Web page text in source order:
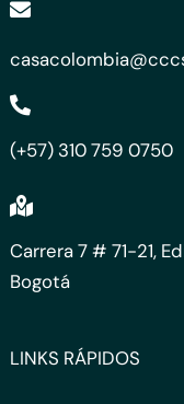
(+57) 310 759 0750
Carrera 7 # 71-21,
Bogotá
LINKS RÁPIDOS